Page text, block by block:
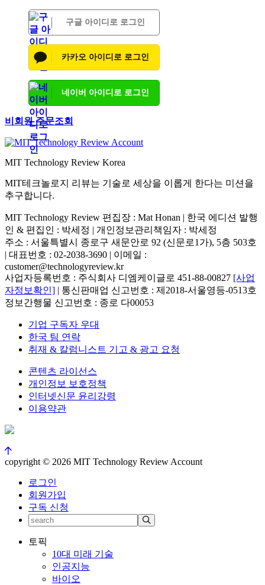
구글 아이디로 로그인
카카오 아이디로 로그인
네이버 아이디로 로그인
비회원 주문조회
MIT Technology Review Korea
MIT테크놀로지 리뷰는 기술로 세상을 이롭게 한다는 미션을
추구합니다.
MIT Technology Review 편집장 : Mat Honan | 한국 에디션 발행
인 & 편집인 : 박세정 | 개인정보관리책임자 : 박세정
주소 : 서울특별시 종로구 새문안로 92 (신문로1가), 5층 503호
| 대표번호 : 02-2038-3690 | 이메일 :
customer@technologyreview.kr
사업자등록번호 : 주식회사 디엠케이글로 451-88-00827 [사업
자정보확인] | 통신판매업 신고번호 : 제2018-서울영등-0513호
정보간행물 신고번호 : 종로 다00053
기업 구독자 우대
한국 팀 연락
취재 & 칼럼니스트 기고 & 광고 요청
콘텐츠 라이선스
개인정보 보호정책
인터넷신문 윤리강령
이용약관
copyright © 2026 MIT Technology Review Account
로그인
회원가입
구독 신청
토픽
10대 미래 기술
인공지능
바이오